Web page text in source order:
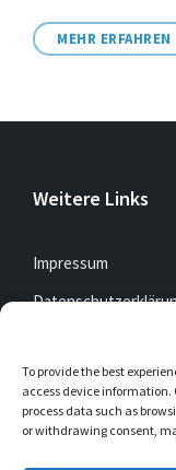
To provide the best
access device information.
process data such as
or withdrawing consent,
MEHR ERFAHREN
Weitere Links
Impressum
Jetzt
Bleibt auch
DorfFunk!